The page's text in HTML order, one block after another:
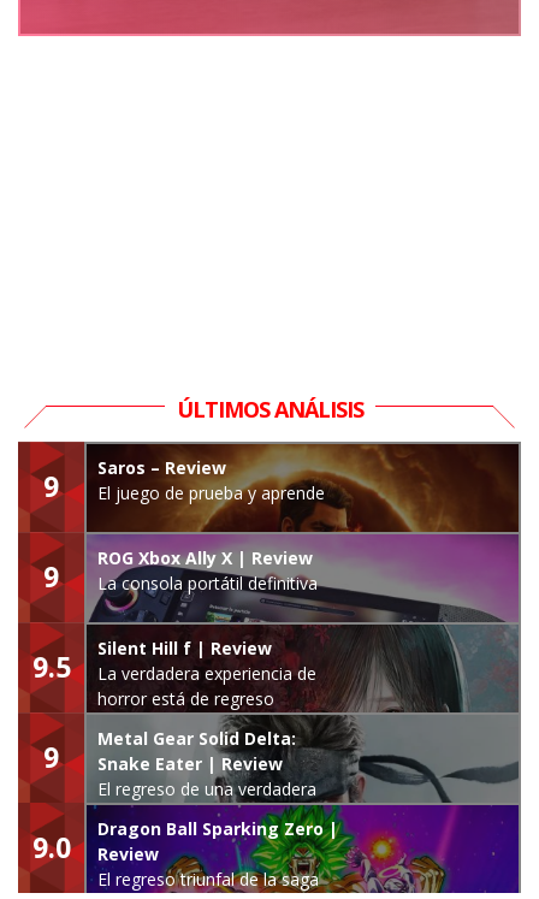
ÚLTIMOS ANÁLISIS
9
Saros – Review
El juego de prueba y aprende
9
ROG Xbox Ally X | Review
La consola portátil definitiva
9.5
Silent Hill f | Review
La verdadera experiencia de
horror está de regreso
9
Metal Gear Solid Delta:
Snake Eater | Review
El regreso de una verdadera
leyenda
9.0
Dragon Ball Sparking Zero |
Review
El regreso triunfal de la saga